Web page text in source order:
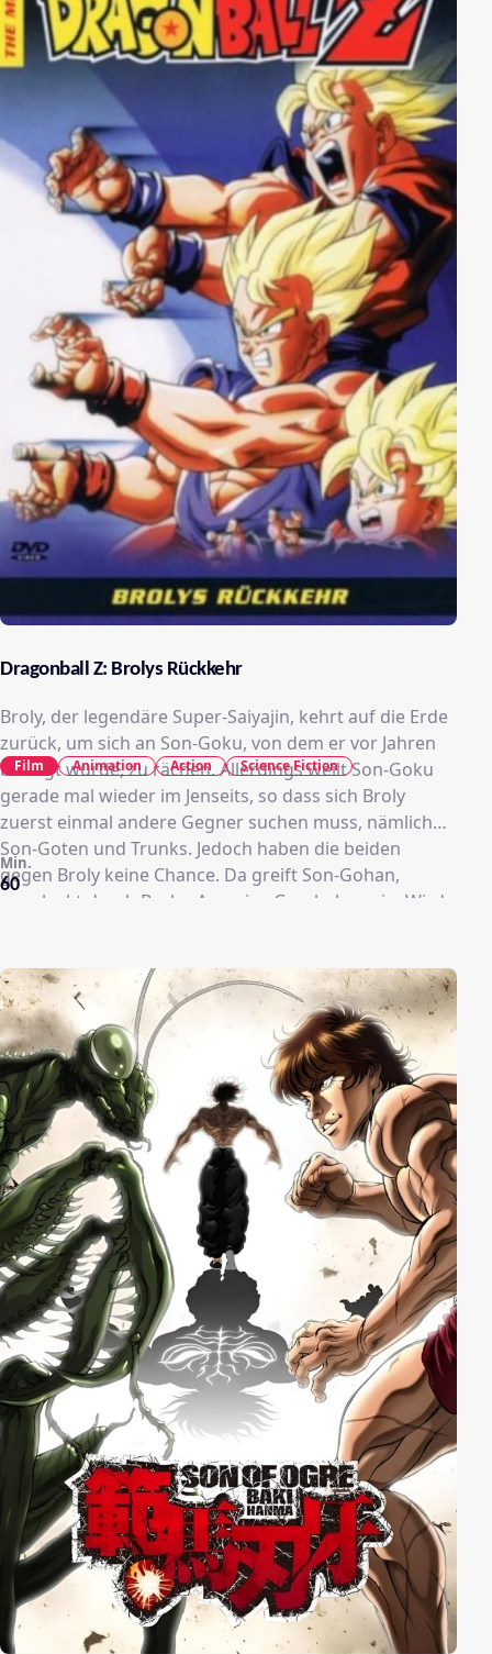
verhindern, läuft Flüssigkeit aus dem Behälter, in dem
Broly gezüchtet wurde. Diese Flüssigkeit erweist sich
als äußerst bösartig, denn sie verschlingt jeden
Organismus, der ihr in die Quere kommt. Wird es den
Z-Fightern gelingen, die gefährliche Flüssigkeit
unschädlich zu machen und Broly endgültig zu
vernichten?
Dragonball Z: Brolys Rückkehr
Broly, der legendäre Super-Saiyajin, kehrt auf die Erde
zurück, um sich an Son-Goku, von dem er vor Jahren
besiegt wurde, zu rächen. Allerdings weilt Son-Goku
gerade mal wieder im Jenseits, so dass sich Broly
zuerst einmal andere Gegner suchen muss, nämlich
Son-Goten und Trunks. Jedoch haben die beiden
gegen Broly keine Chance. Da greift Son-Gohan,
angelockt durch Brolys Aura, ins Geschehen ein. Wird
dem Jenseits nötig sein?
60
Min.
Film Animation Action Science Fiction